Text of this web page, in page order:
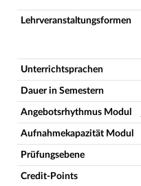
Lehrveranstaltungsformen
Unterrichtsprachen
Dauer in Semestern
Angebotsrhythmus Modul
Aufnahmekapazität Modul
Prüfungsebene
Credit-Points